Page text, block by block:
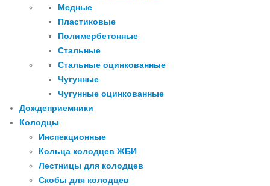
Медные
Пластиковые
Полимербетонные
Стальные
Стальные оцинкованные
Чугунные
Чугунные оцинкованные
Дождеприемники
Колодцы
Инспекционные
Кольца колодцев ЖБИ
Лестницы для колодцев
Скобы для колодцев